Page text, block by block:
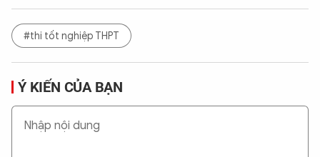
#thi tốt nghiệp THPT
Ý KIẾN CỦA BẠN